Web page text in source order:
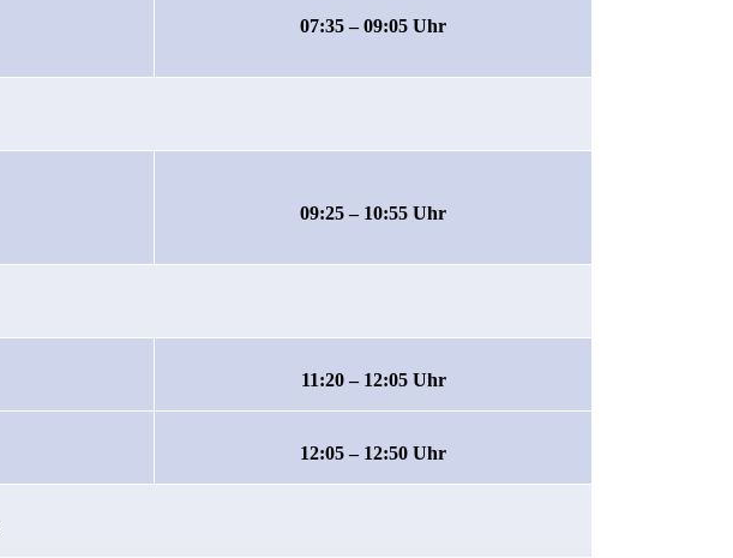
07:35 – 09:05 Uhr
09:25 – 10:55 Uhr
11:20 – 12:05 Uhr
12:05 – 12:50 Uhr